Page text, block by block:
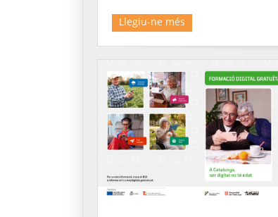
Llegiu-ne més